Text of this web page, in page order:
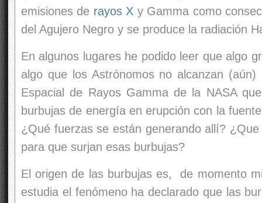
emisiones de rayos X y Gamma como
del Agujero Negro y se produce la radiación
En algunos lugares he podido leer que algo
algo que los Astrónomos no alcanzan
Espacial de Rayos Gamma de la NASA
burbujas de energía en erupción con la
¿Qué fuerzas se están generando allí?
para que surjan esas burbujas?
El origen de las burbujas es, de momento
estudia el fenómeno ha declarado que las